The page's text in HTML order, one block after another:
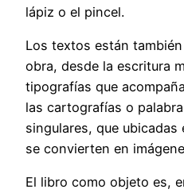
lápiz o el pincel.
Los textos están
obra, desde la escritura
tipografías que
las cartografías o
singulares, que
se convierten en
El libro como objeto es,